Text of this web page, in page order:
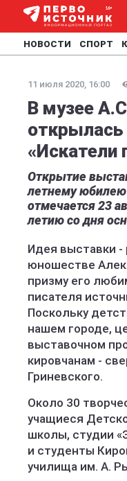
НОВОСТИ СПОРТ
11 июля 2020, 16:00
В музее
«Искатели
Открытие
летнему юбилею
отмечается 23
летию со дня
Идея выставки -
юношестве
призму его
писателя
Поскольку
нашем городе,
выставочном
кировчанам -
Гриневского.
Около 30
учащиеся
школы, студии
и студенты
училища им. А.